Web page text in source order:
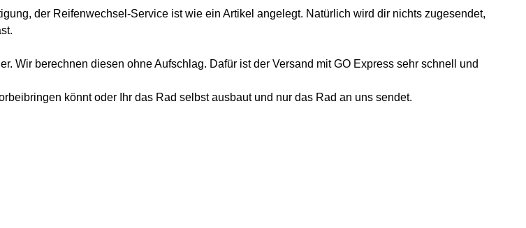
der Reifenwechsel-Service ist wie ein Artikel angelegt. Natürlich wird dir nichts zugesendet,
Wir berechnen diesen ohne Aufschlag. Dafür ist der Versand mit GO Express sehr schnell und
könnt oder Ihr das Rad selbst ausbaut und nur das Rad an uns sendet.